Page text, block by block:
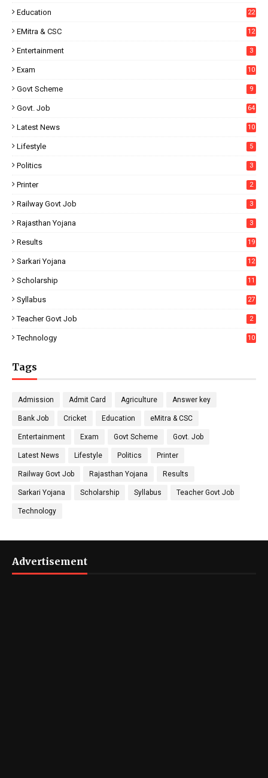
Education 22
EMitra & CSC 12
Entertainment 3
Exam 10
Govt Scheme 9
Govt. Job 64
Latest News 10
Lifestyle 5
Politics 3
Printer 2
Railway Govt Job 3
Rajasthan Yojana 3
Results 19
Sarkari Yojana 12
Scholarship 11
Syllabus 27
Teacher Govt Job 2
Technology 10
Tags
Admission Admit Card Agriculture Answer key
Bank Job Cricket Education eMitra & CSC
Entertainment Exam Govt Scheme Govt. Job
Latest News Lifestyle Politics Printer
Railway Govt Job Rajasthan Yojana Results
Sarkari Yojana Scholarship Syllabus Teacher Govt Job
Technology
Advertisement